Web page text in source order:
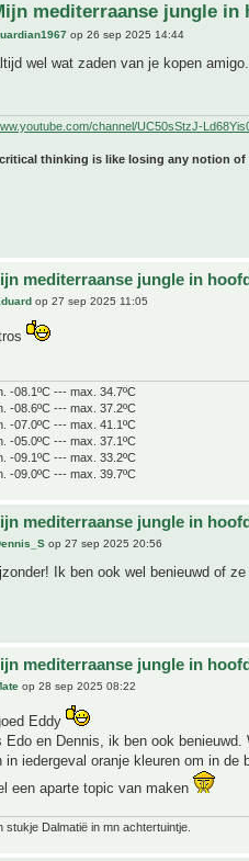
mediterraanse jungle in
op 26 sep 2025 14:44
wel wat zaden van je kopen
channel/UC50sStzJ-
thinking is like losing any notion of
mediterraanse jungle in
op 27 sep 2025 11:05
-08.1ºC --- max. 34.7ºC
-08.6ºC --- max. 37.2ºC
-07.0ºC --- max. 41.1ºC
-05.0ºC --- max. 37.1ºC
-09.1ºC --- max. 33.2ºC
-09.0ºC --- max. 39.7ºC
mediterraanse jungle in
op 27 sep 2025 20:56
Ik ben ook wel benieuwd of ze
mediterraanse jungle in
op 28 sep 2025 08:22
Eddy
Edo en Dennis, ik ben ook
in iedergeval oranje kleuren om in
een aparte topic van maken
stukje Dalmatië in mn achtertuintje.